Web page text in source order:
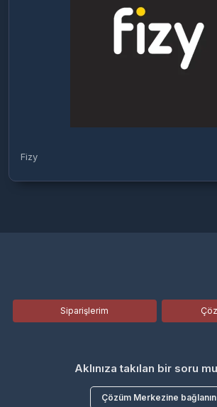
Fizy
Siparişlerim
Aklınıza takılan bir soru
Çözüm Merkezine bağlanın